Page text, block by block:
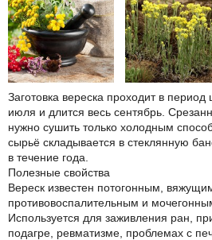
Заготовка вереска проходит в период
июля и длится весь сентябрь.
нужно сушить только холодным
сырьё складывается в стеклянную
в течение года.
Полезные свойства
Вереск известен потогонным,
противовоспалительным и
Используется для заживления ран,
подагре, ревматизме, проблемах с